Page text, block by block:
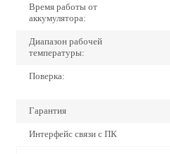
Время работы от
аккумулятора:
Диапазон рабочей
температуры:
Поверка:
Гарантия
Интерфейс связи с ПК